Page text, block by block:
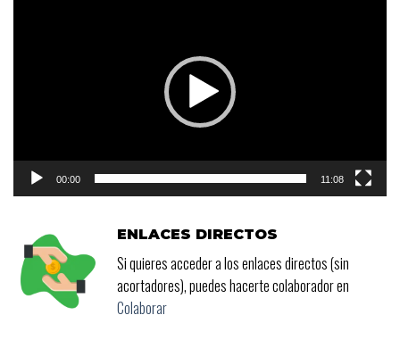
00:00 11:08
ENLACES DIRECTOS
Si quieres acceder a los enlaces directos (sin
acortadores), puedes hacerte colaborador en
Colaborar